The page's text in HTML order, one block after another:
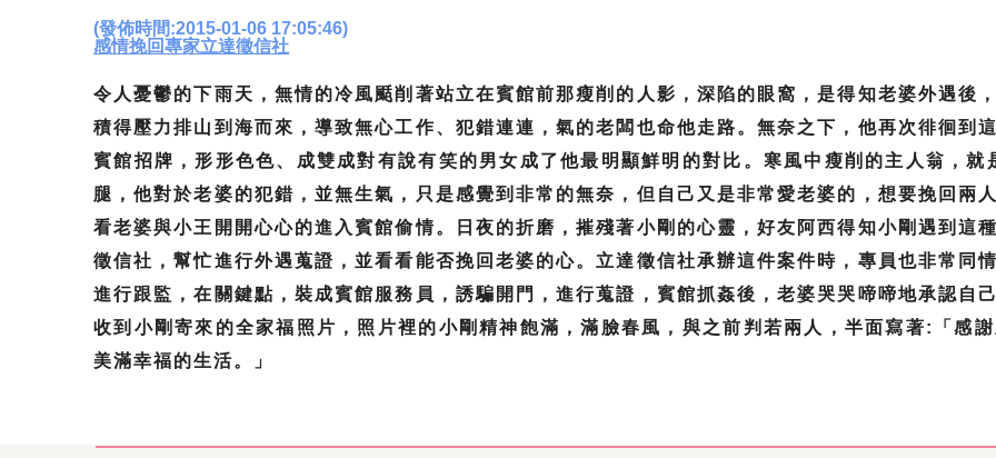
(發佈時間:2015-01-06 17:05:46)
感情挽回專家立達徵信社
令人憂鬱的下雨天，無情的冷風颳削著站立在賓館前那瘦削的人影，深陷的眼窩，是得知老婆外遇後
積得壓力排山到海而來，導致無心工作、犯錯連連，氣的老闆也命他走路。無奈之下，他再次徘徊到
賓館招牌，形形色色、成雙成對有說有笑的男女成了他最明顯鮮明的對比。寒風中瘦削的主人翁，
腿，他對於老婆的犯錯，並無生氣，只是感覺到非常的無奈，但自己又是非常愛老婆的，想要挽回兩
看老婆與小王開開心心的進入賓館偷情。日夜的折磨，摧殘著小剛的心靈，好友阿西得知小剛遇到這
徵信社，幫忙進行外遇蒐證，並看看能否挽回老婆的心。立達徵信社承辦這件案件時，專員也非常同
進行跟監，在關鍵點，裝成賓館服務員，誘騙開門，進行蒐證，賓館抓姦後，老婆哭哭啼啼地承認自
收到小剛寄來的全家福照片，照片裡的小剛精神飽滿，滿臉春風，與之前判若兩人，半面寫著:「感
美滿幸福的生活。」